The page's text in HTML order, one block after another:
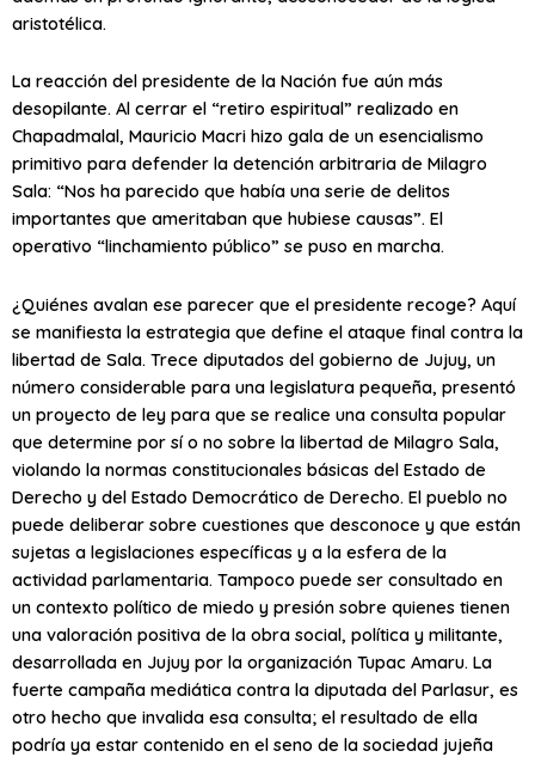
aristotélica.
La reacción del presidente de la Nación fue aún más
desopilante. Al cerrar el “retiro espiritual” realizado en
Chapadmalal, Mauricio Macri hizo gala de un esencialismo
primitivo para defender la detención arbitraria de Milagro
Sala: “Nos ha parecido que había una serie de delitos
importantes que ameritaban que hubiese causas”. El
operativo “linchamiento público” se puso en marcha.
¿Quiénes avalan ese parecer que el presidente recoge? Aquí
se manifiesta la estrategia que define el ataque final contra la
libertad de Sala. Trece diputados del gobierno de Jujuy, un
número considerable para una legislatura pequeña, presentó
un proyecto de ley para que se realice una consulta popular
que determine por sí o no sobre la libertad de Milagro Sala,
violando la normas constitucionales básicas del Estado de
Derecho y del Estado Democrático de Derecho. El pueblo no
puede deliberar sobre cuestiones que desconoce y que están
sujetas a legislaciones específicas y a la esfera de la
actividad parlamentaria. Tampoco puede ser consultado en
un contexto político de miedo y presión sobre quienes tienen
una valoración positiva de la obra social, política y militante,
desarrollada en Jujuy por la organización Tupac Amaru. La
fuerte campaña mediática contra la diputada del Parlasur, es
otro hecho que invalida esa consulta; el resultado de ella
podría ya estar contenido en el seno de la sociedad jujeña